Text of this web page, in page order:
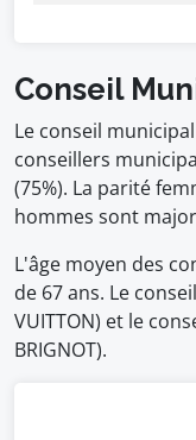
Conseil
Le conseil
conseillers
(75%). La parité
hommes sont
L'âge moyen des
de 67 ans. Le
VUITTON) et le
BRIGNOT).